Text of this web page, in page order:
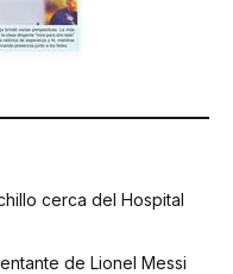
cerca del Hospital
de Lionel Messi